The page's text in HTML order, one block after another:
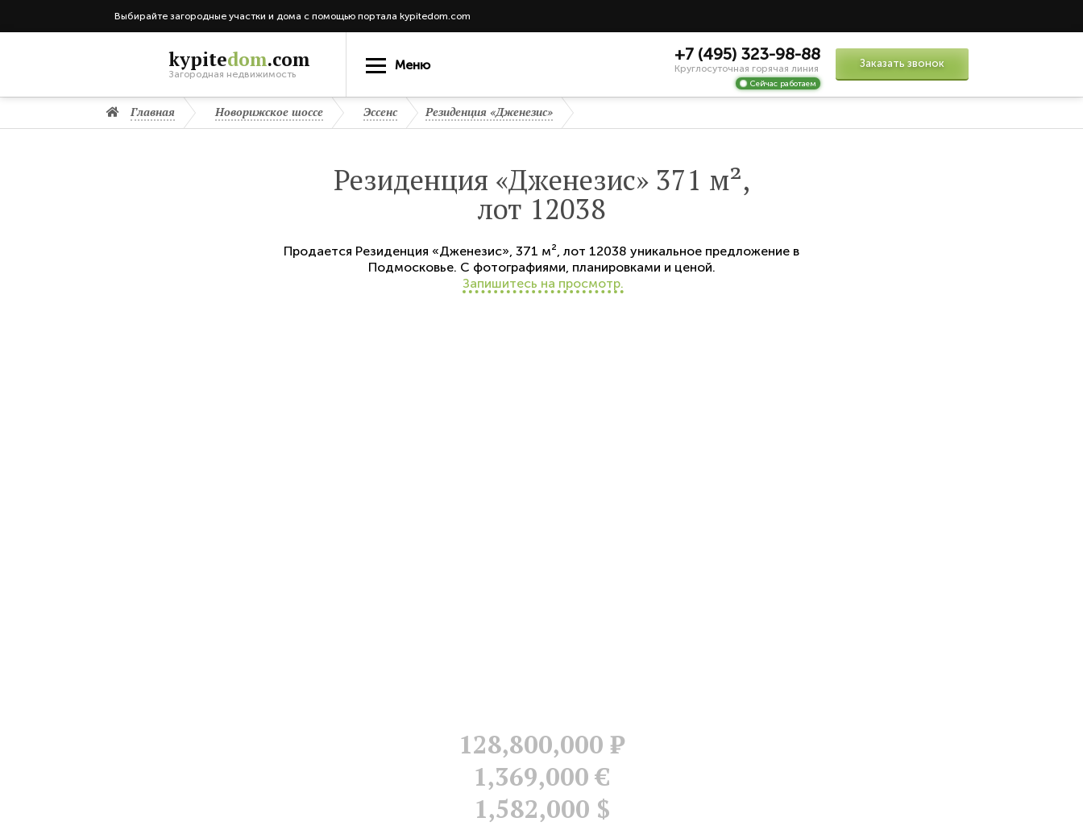
Выбирайте загородные участки и дома с помощью портала kypitedom.com
kypitedom.com
Загородная недвижимость
Меню
+7 (495) 323-98-88
Круглосуточная горячая линия
Сейчас работаем
Заказать звонок
Главная Новорижское шоссе Эссенс Резиденция «Дженезис»
Резиденция «Дженезис» 371 м²,
лот 12038
Продается Резиденция «Дженезис», 371 м², лот 12038 уникальное предложение в
Подмосковье. С фотографиями, планировками и ценой.
Запишитесь на просмотр.
128,800,000 Р
1,369,000 €
1,582,000 $